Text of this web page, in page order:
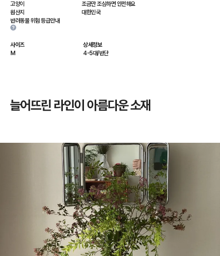
고양이
조금만 조심하면 안전해요
원산지
대한민국
반려동물 위험 등급안내
사이즈
상세정보
M
4-5대/반단
늘어뜨린 라인이 아름다운 소재